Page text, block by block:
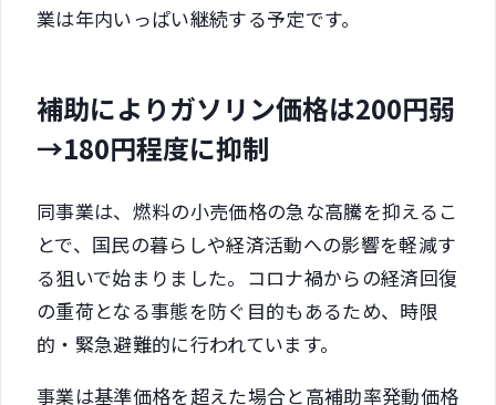
業は年内いっぱい継続する予定です。
補助によりガソリン価格は200円弱
→180円程度に抑制
同事業は、燃料の小売価格の急な高騰を抑えるこ
とで、国民の暮らしや経済活動への影響を軽減す
る狙いで始まりました。コロナ禍からの経済回復
の重荷となる事態を防ぐ目的もあるため、時限
的・緊急避難的に行われています。
事業は基準価格を超えた場合と高補助率発動価格